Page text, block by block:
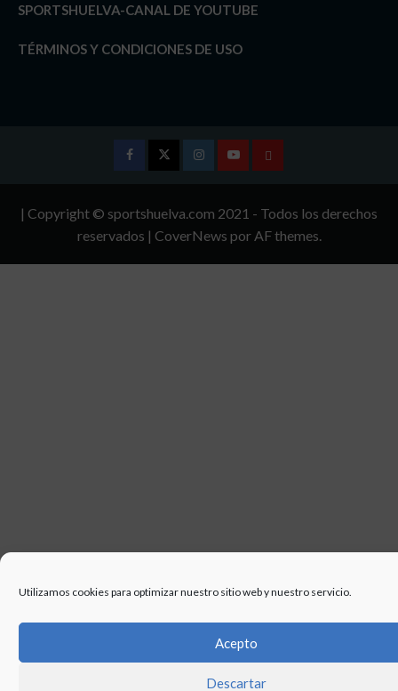
Utilizamos cookies para optimizar nuestro sitio web y nuestro servicio.
Acepto
Descartar
SPORTSHUELVA-CANAL DE YOUTUBE
TÉRMINOS Y CONDICIONES DE USO
InstagramYoutubeTÉRMINOS
CONDICIONES
| Copyright © sportshuelva.com 2021 - Todos los derechos
reservados | CoverNews por AF themes.